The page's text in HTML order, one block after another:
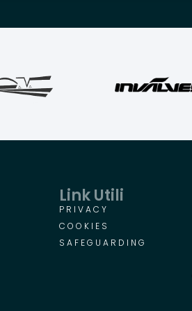
Link Utili
PRIVACY
COOKIES
SAFEGUARDING